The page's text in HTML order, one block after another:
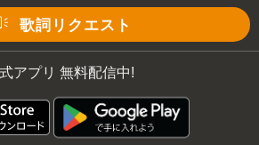
歌詞リクエスト
アプリ 無料配信中!